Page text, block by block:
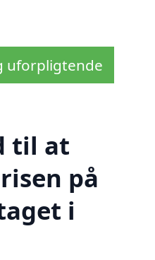
uforpligtende
til at
på
i